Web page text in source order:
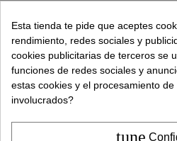
Alto 78 cm. Ancho 50 cm. Profundo
Altura al asiento 45 cm.
¿Necesitas ayuda?tel.638
Recuerda utiliza "PROMO"
Esta tienda te pide que aceptes
rendimiento, redes sociales y
cookies publicitarias de terceros se
funciones de redes sociales y
estas cookies y el procesamiento
involucrados?
tune